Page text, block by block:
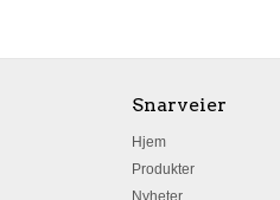
Snarveier
Hjem
Produkter
Nyheter